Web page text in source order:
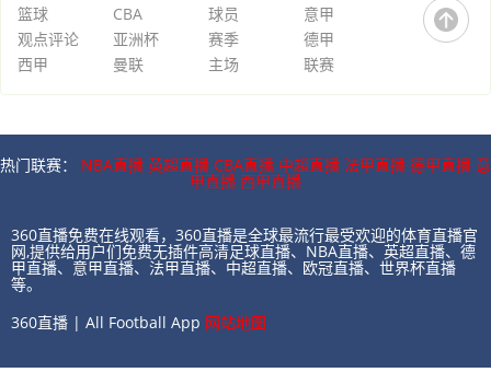
篮球
CBA 球员
意甲
观点评论
亚洲杯 赛季
德甲
西甲
曼联 主场 联赛
热门联赛： NBA直播 英超直播 CBA直播 中超直播 法甲直播 德甲直播 意
甲直播 西甲直播
360直播免费在线观看，360直播是全球最流行最受欢迎的体育直播官
网,提供给用户们免费无插件高清足球直播、NBA直播、英超直播、德
甲直播、意甲直播、法甲直播、中超直播、欧冠直播、世界杯直播
等。
360直播 | All Football App 网站地图